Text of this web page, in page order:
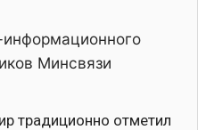
традиционно отметил